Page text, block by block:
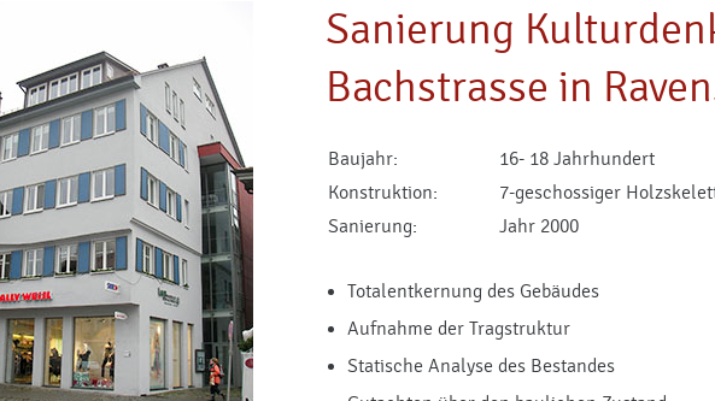
Sanierung
Bachstrasse in
Baujahr:
16- 18 Jahrhundert
Konstruktion:
7-geschossiger
Sanierung:
Jahr 2000
Totalentkernung des Gebäudes
Aufnahme der Tragstruktur
Statische Analyse des Bestandes